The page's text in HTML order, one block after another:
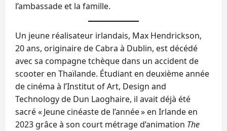
l’ambassade et la famille.
Un jeune réalisateur irlandais, Max Hendrickson,
20 ans, originaire de Cabra à Dublin, est décédé
avec sa compagne tchèque dans un accident de
scooter en Thaïlande. Étudiant en deuxième année
de cinéma à l’Institut of Art, Design and
Technology de Dun Laoghaire, il avait déjà été
sacré « Jeune cinéaste de l’année » en Irlande en
2023 grâce à son court métrage d’animation The